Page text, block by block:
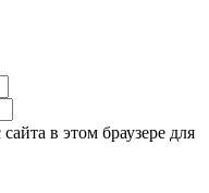
в этом браузере для